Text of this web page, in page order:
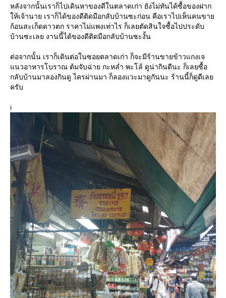
หลังจากนั้นเราก็ไปเดินหาของดีในตลาดเก่า ยังไม่ทันได้ซื้อของฝาก
ห้เจ้านาย เราก็ได้ของดีติดมือกลับบ้านซะก่อน คือเราไปเห็นคนขา
ก้อนสะเก็ดดาวตก ราคาไม่แพงเท่าไร ก็เลยตัดสินใจซื้อไปประดับ
บ้านซะเลย งานนี้ได้ของดีติดมือกลับบ้านซะงั้น
ต่อจากนั้น เราก็เดินต่อในซอยตลาดเก่า ก็จะมีร้านขายข้าวแกงเจ
นวอาหารโบราณ ต้มจับฉ่าย กะหล่ำ พะโล้ ดูน่ากินดีนะ ก็เลยซื้อ
กลับบ้านมาลองกินดู ไครผ่านมา ก็ลองแวะมาดูกันนะ ร้านนี้ก็ดูดีเล
ครับ
i